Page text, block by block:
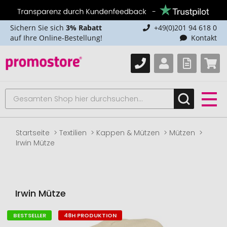
Sichern Sie sich 3% Rabatt
auf Ihre Online-Bestellung!
+49(0)201 94 618 0
Kontakt
Startseite Textilien Kappen & Mützen
Mützen
Irwin Mütze
Irwin Mütze
Zum
BESTSELLER 48H PRODUKTION